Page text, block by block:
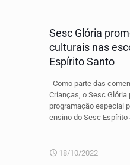
Sesc Glória
culturais nas
Espírito Santo
Como parte das
Crianças, o Sesc Glória
programação especial
ensino do Sesc Espírito
18/10/2022